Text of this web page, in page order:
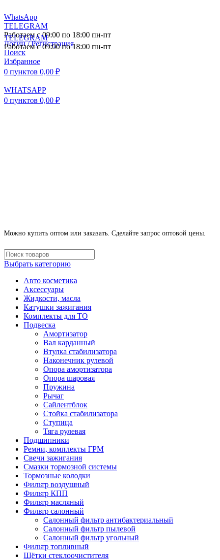
WhatsApp
TELEGRAM
Работаем с 09:00 по 18:00 пн-пт
Логин / Регистрация
Поиск
Избранное
0 пунктов 0,00 ₽
WHATSAPP
0 пунктов 0,00 ₽
TELEGRAM
Работаем с 09:00 по 18:00 пн-пт
Можно купить оптом или заказать. Сделайте запрос оптовой цены.
Выбрать категорию
Авто косметика
Аксессуары
Жидкости, масла
Катушки зажигания
Комплекты для ТО
Подвеска
Амортизатор
Вал карданный
Втулка стабилизатора
Наконечник рулевой
Опора амортизатора
Опора шаровая
Пружина
Рычаг
Сайлентблок
Стойка стабилизатора
Ступица
Тяга рулевая
Подшипники
Ремни, комплекты ГРМ
Свечи зажигания
Смазки тормозной системы
Тормозные колодки
Фильтр воздушный
Фильтр КПП
Фильтр масляный
Фильтр салонный
Салонный фильтр антибактериальный
Салонный фильтр пылевой
Салонный фильтр угольный
Фильтр топливный
Щётки стеклоочистителя